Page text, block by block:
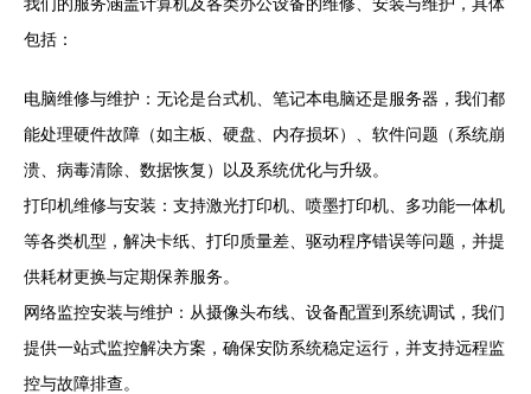
包括：
电脑维修与维护：无论是台式机、笔记本电脑还是服务器，我们都
能处理硬件故障（如主板、硬盘、内存损坏）、软件问题（系统崩
溃、病毒清除、数据恢复）以及系统优化与升级。
打印机维修与安装：支持激光打印机、喷墨打印机、多功能一体机
等各类机型，解决卡纸、打印质量差、驱动程序错误等问题，并提
供耗材更换与定期保养服务。
网络监控安装与维护：从摄像头布线、设备配置到系统调试，我们
提供一站式监控解决方案，确保安防系统稳定运行，并支持远程监
控与故障排查。